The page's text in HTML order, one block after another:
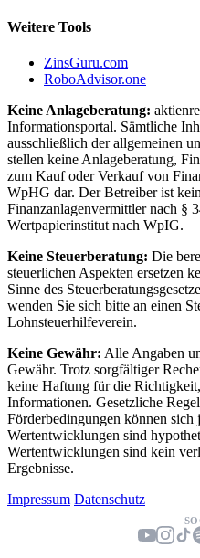
Weitere Tools
ZinsGuru.com
RoboAdvisor.one
Keine Anlageberatung:
Informationsportal. Sämtliche
ausschließlich der allgemeinen
stellen keine Anlageberatung,
zum Kauf oder Verkauf von
WpHG dar. Der Betreiber ist
Finanzanlagenvermittler nach §
Wertpapierinstitut nach WpIG.
Keine Steuerberatung: Die
steuerlichen Aspekten ersetzen
Sinne des
wenden Sie sich bitte an einen
Lohnsteuerhilfeverein.
Keine Gewähr: Alle Angaben
Gewähr. Trotz sorgfältiger
keine Haftung für die
Informationen. Gesetzliche
Förderbedingungen können sich
Wertentwicklungen sind
Wertentwicklungen sind kein
Ergebnisse.
Impressum Datenschutz